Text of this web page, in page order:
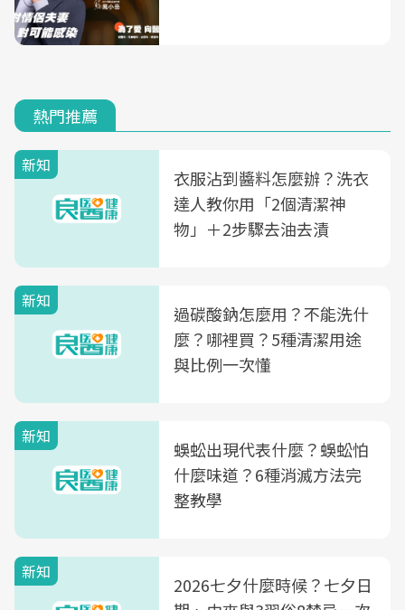
熱門推薦
新知
衣服沾到醬料怎麼辦？洗衣
達人教你用「2個清潔神
物」＋2步驟去油去漬
新知
過碳酸鈉怎麼用？不能洗什
麼？哪裡買？5種清潔用途
與比例一次懂
新知
蜈蚣出現代表什麼？蜈蚣怕
什麼味道？6種消滅方法完
整教學
新知
2026七夕什麼時候？七夕日